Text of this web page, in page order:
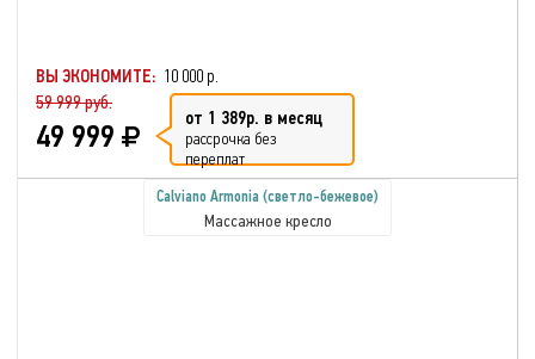
ВЫ ЭКОНОМИТЕ: 10 000 р.
59 999 руб.
49 999 от 1 389р. в месяц
рассрочка без
переплат
Calviano Armonia (светло-бежевое)
Массажное кресло